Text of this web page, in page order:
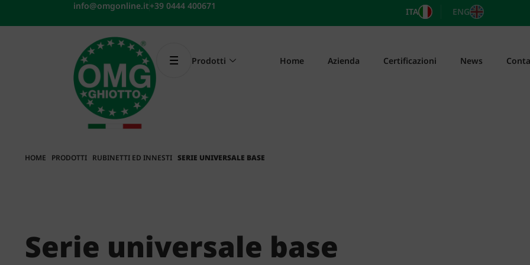
contenuto
info@omgonline.it+39 0444 400671
ITA ENG
Prodotti Home Azienda Certificazioni News
HOME PRODOTTI RUBINETTI ED INNESTI SERIE UNIVERSALE BASE
Serie universale base